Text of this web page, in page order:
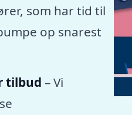
som har tid til
op snarest
tilbud – Vi